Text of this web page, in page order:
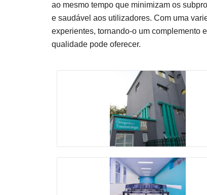
ao mesmo tempo que minimizam os
e saudável aos utilizadores. Com uma
experientes, tornando-o um complemento
qualidade pode oferecer.